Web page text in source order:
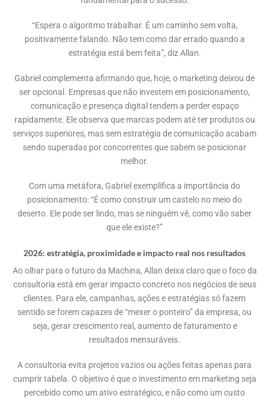
“Espera o algoritmo trabalhar. É um caminho sem volta,
positivamente falando. Não tem como dar errado quando a
estratégia está bem feita”, diz Allan.
Gabriel complementa afirmando que, hoje, o marketing deixou de
ser opcional. Empresas que não investem em posicionamento,
comunicação e presença digital tendem a perder espaço
rapidamente. Ele observa que marcas podem até ter produtos ou
serviços superiores, mas sem estratégia de comunicação acabam
sendo superadas por concorrentes que sabem se posicionar
melhor.
Com uma metáfora, Gabriel exemplifica a importância do
posicionamento: “É como construir um castelo no meio do
deserto. Ele pode ser lindo, mas se ninguém vê, como vão saber
que ele existe?”
2026: estratégia, proximidade e impacto real nos resultados
Ao olhar para o futuro da Machina, Allan deixa claro que o foco da
consultoria está em gerar impacto concreto nos negócios de seus
clientes. Para ele, campanhas, ações e estratégias só fazem
sentido se forem capazes de “mexer o ponteiro” da empresa, ou
seja, gerar crescimento real, aumento de faturamento e
resultados mensuráveis.
A consultoria evita projetos vazios ou ações feitas apenas para
cumprir tabela. O objetivo é que o investimento em marketing seja
percebido como um ativo estratégico, e não como um custo